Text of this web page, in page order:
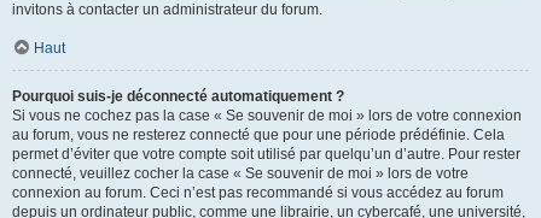
invitons à contacter un administrateur du forum.
Haut
Pourquoi suis-je déconnecté automatiquement ?
Si vous ne cochez pas la case « Se souvenir de moi » lors de votre connexion
au forum, vous ne resterez connecté que pour une période prédéfinie. Cela
permet d’éviter que votre compte soit utilisé par quelqu’un d’autre. Pour rester
connecté, veuillez cocher la case « Se souvenir de moi » lors de votre
connexion au forum. Ceci n’est pas recommandé si vous accédez au forum
depuis un ordinateur public, comme une librairie, un cybercafé, une université,